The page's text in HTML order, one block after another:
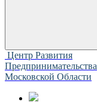
Центр Развития
Предпринимательства
Московской Области